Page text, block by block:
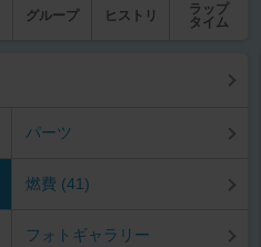
グループ ヒストリ
ラップ
タイム
パーツ
燃費 (41)
フォトギャラリー